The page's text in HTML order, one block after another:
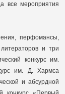
все мероприятия
перфомансы,
и три
конкурс им.
им. Д. Хармса
и абсурдной